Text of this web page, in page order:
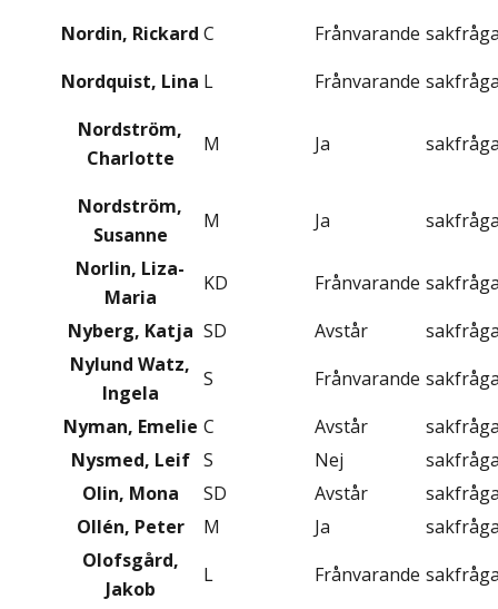
Nordin, Rickard C Frånvarande
Nordquist, Lina L Frånvarande
Nordström,
Charlotte
M Ja
Nordström,
Susanne
M Ja
Norlin, Liza-
Maria
KD Frånvarande
Nyberg, Katja SD Avstår
Nylund Watz,
Ingela
S Frånvarande
Nyman, Emelie C Avstår
Nysmed, Leif S Nej
Olin, Mona
SD Avstår
Ollén, Peter
M Ja
Olofsgård,
Jakob
L Frånvarande